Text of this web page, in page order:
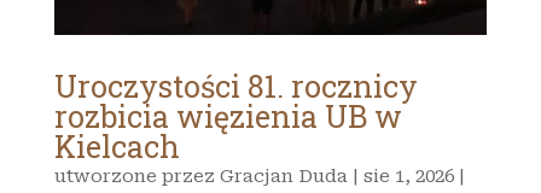
Uroczystości 81. rocznicy
rozbicia więzienia UB w
Kielcach
utworzone przez Gracjan Duda| sie 1, 2026|